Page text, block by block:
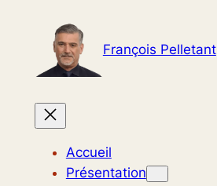
contenu
François Pelletant
Accueil
Présentation